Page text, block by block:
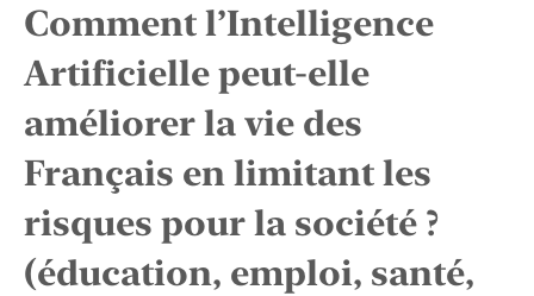
Comment l’Intelligence
Artificielle peut-elle
améliorer la vie des
Français en limitant les
risques pour la société ?
(éducation, emploi, santé,